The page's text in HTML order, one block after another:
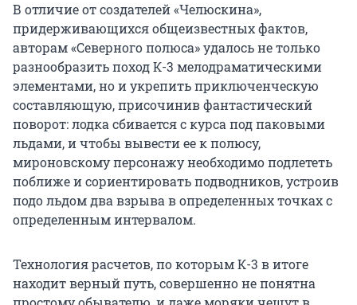
В отличие от создателей «Челюскина»,
придерживающихся общеизвестных фактов,
авторам «Северного полюса» удалось не только
разнообразить поход К-3 мелодраматическими
элементами, но и укрепить приключенческую
составляющую, присочинив фантастический
поворот: лодка сбивается с курса под паковыми
льдами, и чтобы вывести ее к полюсу,
мироновскому персонажу необходимо подлететь
поближе и сориентировать подводников, устроив
подо льдом два взрыва в определенных точках с
определенным интервалом.
Технология расчетов, по которым К-3 в итоге
находит верный путь, совершенно не понятна